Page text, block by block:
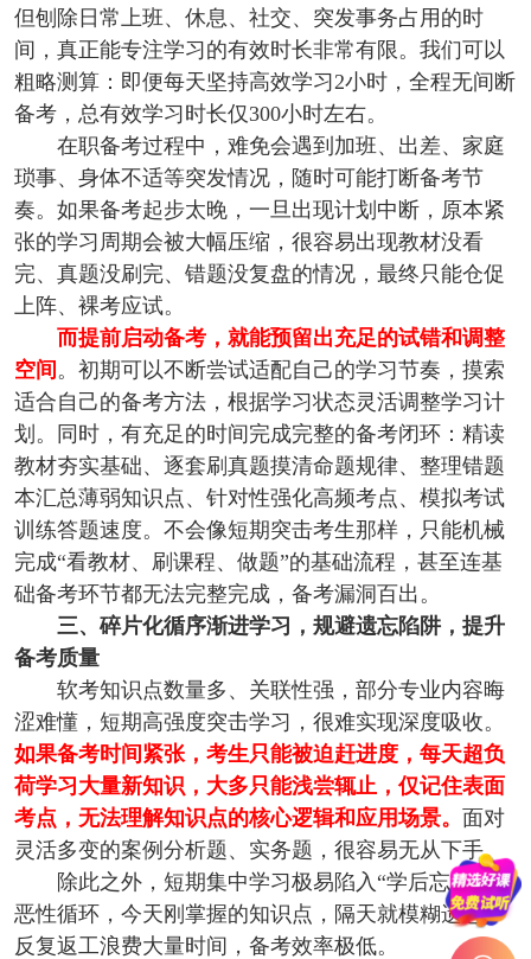
但刨除日常上班、休息、社交、突发事务占用的时
间，真正能专注学习的有效时长非常有限。我们可以
粗略测算：即便每天坚持高效学习2小时，全程无间断
备考，总有效学习时长仅300小时左右。
在职备考过程中，难免会遇到加班、出差、家庭
琐事、身体不适等突发情况，随时可能打断备考节
奏。如果备考起步太晚，一旦出现计划中断，原本紧
张的学习周期会被大幅压缩，很容易出现教材没看
完、真题没刷完、错题没复盘的情况，最终只能仓促
上阵、裸考应试。
而提前启动备考，就能预留出充足的试错和调整
空间 。初期可以不断尝试适配自己的学习节奏，摸索
适合自己的备考方法，根据学习状态灵活调整学习计
划。同时，有充足的时间完成完整的备考闭环：精读
教材夯实基础、逐套刷真题摸清命题规律、整理错题
本汇总薄弱知识点、针对性强化高频考点、模拟考试
训练答题速度。不会像短期突击考生那样，只能机械
完成“看教材、刷课程、做题”的基础流程，甚至连基
础备考环节都无法完整完成，备考漏洞百出。
三、碎片化循序渐进学习，规避遗忘陷阱，提升
备考质量
软考知识点数量多、关联性强，部分专业内容晦
涩难懂，短期高强度突击学习，很难实现深度吸收。
如果备考时间紧张，考生只能被迫赶进度，每天超负
荷学习大量新知识，大多只能浅尝辄止，仅记住表面
考点，无法理解知识点的核心逻辑和应用场景。 面对
灵活多变的案例分析题、实务题，很容易无从下手。
除此之外，短期集中学习极易陷入“学后忘前”的
恶性循环，今天刚掌握的知识点，隔天就模糊遗忘，
反复返工浪费大量时间，备考效率极低。